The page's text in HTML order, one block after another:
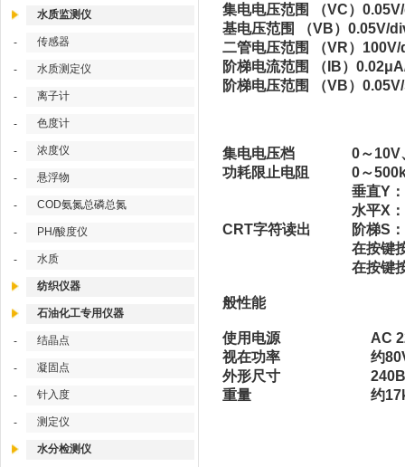
水质监测仪
- 传感器
- 水质测定仪
- 离子计
- 色度计
- 浓度仪
- 悬浮物
- COD氨氮总磷总氮
- PH/酸度仪
- 水质
纺织仪器
石油化工专用仪器
- 结晶点
- 凝固点
- 针入度
- 测定仪
水分检测仪
集电电压范围 （VC）
基电压范围 （VB）0.05V/
二管电压范围 （VR）
阶梯电流范围 （IB）
阶梯电压范围 （VB）
集电电压档
0～10V
功耗限止电阻
0～
CRT字符读出
垂直Y
水平X
阶梯S
在按键
在按键
般性能
使用电源
AC
视在功率
约
外形尺寸
重量
约